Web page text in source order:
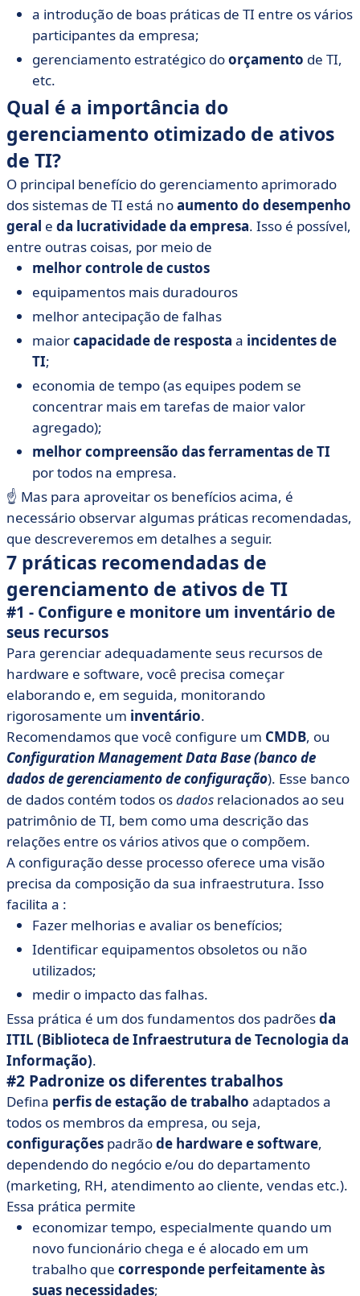
a introdução de boas práticas de TI entre os vários
participantes da empresa;
gerenciamento estratégico doorçamento de TI,
etc.
Qual é a importância do
gerenciamento otimizado de ativos
de TI?
O principal benefício do gerenciamento aprimorado
dos sistemas de TI está noaumento do desempenho
geral e da lucratividadeda empresa. Isso é possível,
entre outras coisas, por meio de
melhor controle de custos
equipamentos mais duradouros
melhor antecipação de falhas
maiorcapacidade de resposta a incidentes de
TI;
economia de tempo (as equipes podem se
concentrar mais em tarefas de maior valor
agregado);
melhor compreensão das ferramentas de TI
por todos na empresa.
☝️ Mas para aproveitar os benefícios acima, é
necessário observar algumas práticas recomendadas,
que descreveremos em detalhes a seguir.
7 práticas recomendadas de
gerenciamento de ativos de TI
#1 - Configure e monitore um inventário de
seus recursos
Para gerenciar adequadamente seus recursos de
hardware e software, você precisa começar
elaborando e, em seguida, monitorando
rigorosamente um inventário.
Recomendamos que você configure um CMDB, ou
Configuration Management Data Base (banco de
dados de gerenciamento de configuração). Esse banco
de dados contém todos osdados relacionados ao seu
patrimônio de TI, bem como uma descrição das
relações entre os vários ativos que o compõem.
A configuração desse processo oferece uma visão
precisa da composição da sua infraestrutura. Isso
facilita a :
Fazer melhorias e avaliar os benefícios;
Identificar equipamentos obsoletos ou não
utilizados;
medir o impacto das falhas.
Essa prática é um dos fundamentos dos padrõesda
ITIL (Biblioteca de Infraestrutura de Tecnologia da
Informação).
#2 Padronize os diferentes trabalhos
Defina perfis de estação de trabalho adaptados a
todos os membros da empresa, ou seja,
configurações padrãode hardware e software,
dependendo do negócio e/ou do departamento
(marketing, RH, atendimento ao cliente, vendas etc.).
Essa prática permite
economizar tempo, especialmente quando um
novo funcionário chega e é alocado em um
trabalho que corresponde perfeitamente às
suas necessidades;